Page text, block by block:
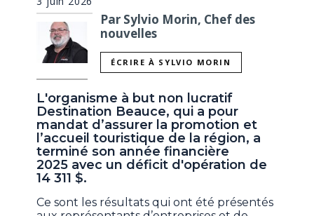
Par Sylvio Morin, Chef des
nouvelles
ÉCRIRE À SYLVIO MORIN
L'organisme à but non lucratif
Destination Beauce, qui a pour
mandat d’assurer la promotion et
l’accueil touristique de la région, a
terminé son année financière
2025 avec un déficit d'opération de
14 311 $.
Ce sont les résultats qui ont été présentés